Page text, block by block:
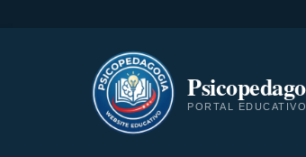
PORTAL EDUCATIVO